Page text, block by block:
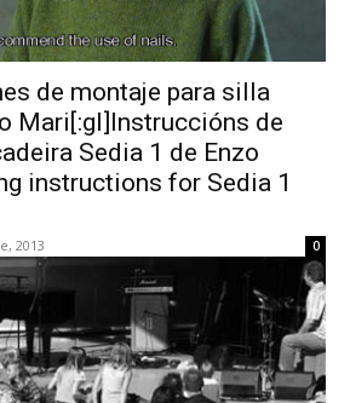
de montaje para silla
Mari[:gl]Instruccións de
Sedia 1 de Enzo
instructions for Sedia 1
2013 0